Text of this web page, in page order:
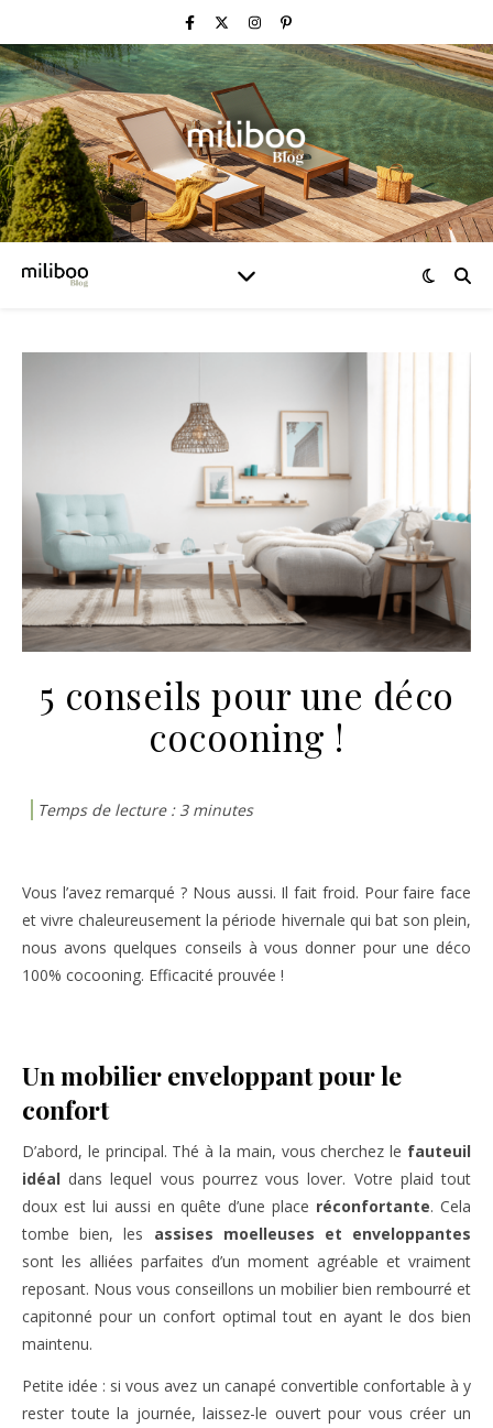
5 conseils pour une déco
cocooning !
Vous l’avez remarqué ? Nous aussi. Il fait froid. Pour faire face
et vivre chaleureusement la période hivernale qui bat son plein,
nous avons quelques conseils à vous donner pour une déco
100% cocooning. Efficacité prouvée !
Un mobilier enveloppant pour le
confort
D’abord, le principal. Thé à la main, vous cherchez le fauteuil
idéal dans lequel vous pourrez vous lover. Votre plaid tout
doux est lui aussi en quête d’une place réconfortante. Cela
tombe bien, les assises moelleuses et enveloppantes
sont les alliées parfaites d’un moment agréable et vraiment
reposant. Nous vous conseillons un mobilier bien rembourré et
capitonné pour un confort optimal tout en ayant le dos bien
maintenu.
Petite idée : si vous avez un canapé convertible confortable à y
rester toute la journée, laissez-le ouvert pour vous créer un